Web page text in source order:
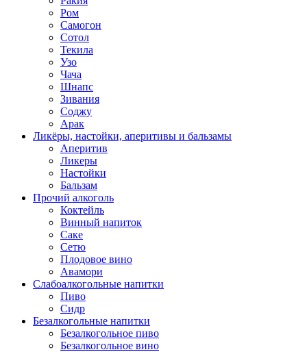
Ром
Самогон
Сотол
Текила
Узо
Чача
Шнапс
Зивания
Соджу
Арак
Ликёры, настойки, аперитивы и бальзамы
Аперитив
Ликеры
Настойки
Бальзам
Прочий алкоголь
Коктейль
Винный напиток
Саке
Сетю
Плодовое вино
Авамори
Слабоалкогольные напитки
Пиво
Сидр
Безалкогольные напитки
Безалкогольное пиво
Безалкогольное вино